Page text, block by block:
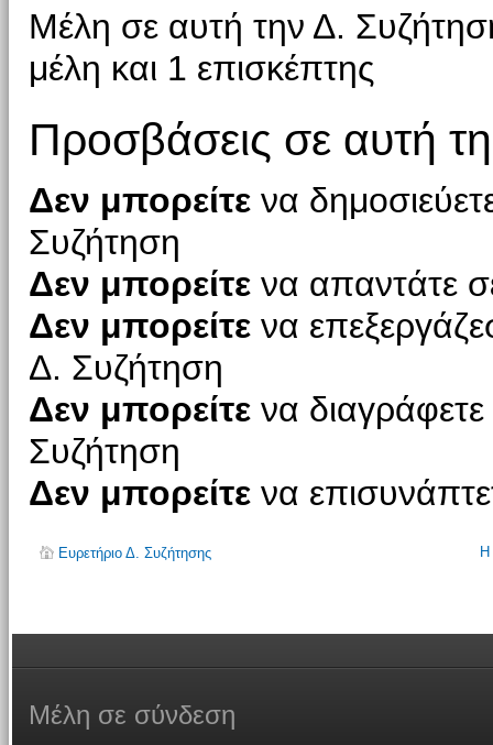
Μέλη σε αυτή την Δ.
μέλη και 1 επισκέπτης
Προσβάσεις σε αυτή
Δεν μπορείτενα
Συζήτηση
Δεν μπορείτενα απαντάτε
Δεν μπορείτενα
Δ. Συζήτηση
Δεν μπορείτενα διαγράφετε
Συζήτηση
Δεν μπορείτενα
Ευρετήριο Δ. Συζήτησης Η
Μέλη σε σύνδεση